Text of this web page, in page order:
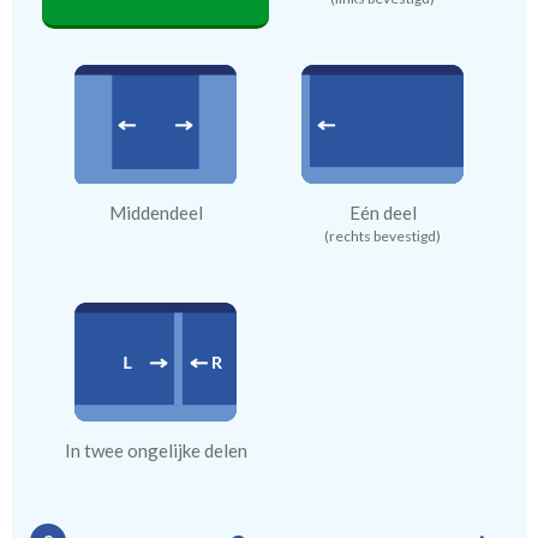
Middendeel Eén deel
(rechts bevestigd)
In twee ongelijke delen